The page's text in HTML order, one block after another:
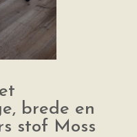
brede en
stof Moss